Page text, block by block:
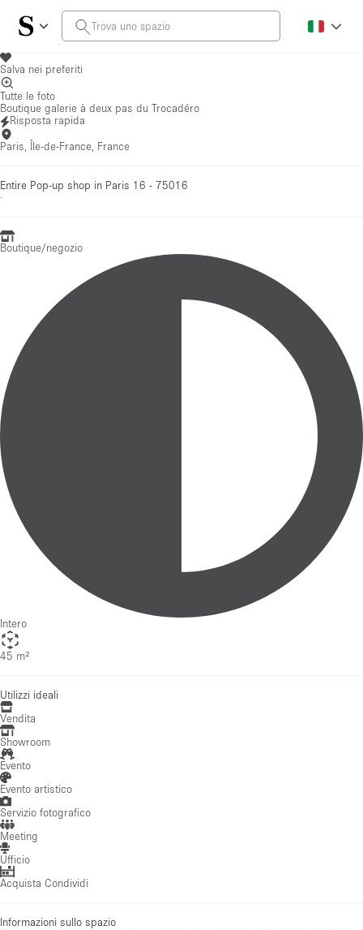
Salva nei preferiti
Tutte le foto
Boutique galerie à deux pas du Trocadéro
Risposta rapida
Paris, Île-de-France, France
Entire Pop-up shop in Paris 16 - 75016
·
Boutique/negozio
Intero
45 m²
Utilizzi ideali
Vendita
Showroom
Evento
Evento artistico
Servizio fotografico
Meeting
Ufficio
Acquista Condividi
Informazioni sullo spazio